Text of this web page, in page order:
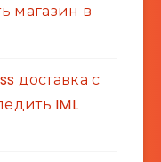
магазин в
доставка с
IML